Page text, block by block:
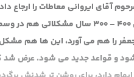
آقای ایروانی معاطات را ارجاع
–
300 سال مشکلاتی هم در
هم می آورد، این ها هم مشکل
و قواعد جدید می شود. عرض شد